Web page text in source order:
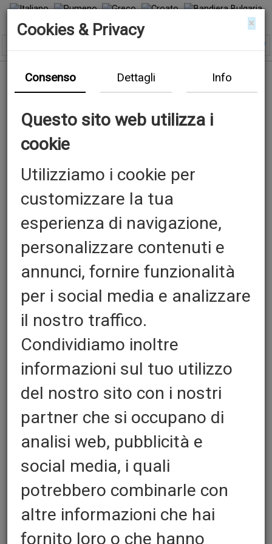
Ovjesne tračnice za kliše
Eseguito in alluninio grezzo
Con scanalatur per fissaggio di una vite
M8
Possibilità di montaggio per profili
infinitamente larghi grazie alla linguetta e
alla scanalatura
Quantita':
Disponibilità:
×
Cookies & Privacy
Consenso Dettagli Info
Questo sito web utilizza i
cookie
Utilizziamo i cookie per
customizzare la tua
esperienza di navigazione,
personalizzare contenuti e
annunci, fornire funzionalità
per i social media e analizzare
il nostro traffico.
Condividiamo inoltre
informazioni sul tuo utilizzo
del nostro sito con i nostri
partner che si occupano di
analisi web, pubblicità e
social media, i quali
potrebbero combinarle con
altre informazioni che hai
fornito loro o che hanno